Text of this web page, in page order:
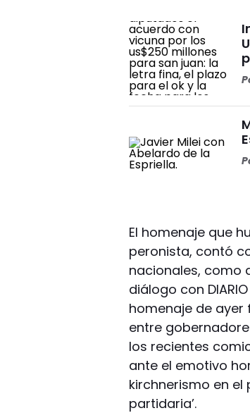
El homenaje que
peronista, contó
nacionales, como
diálogo con
homenaje de ayer
entre
los recientes
ante el emotivo
kirchnerismo en
partidaria’.